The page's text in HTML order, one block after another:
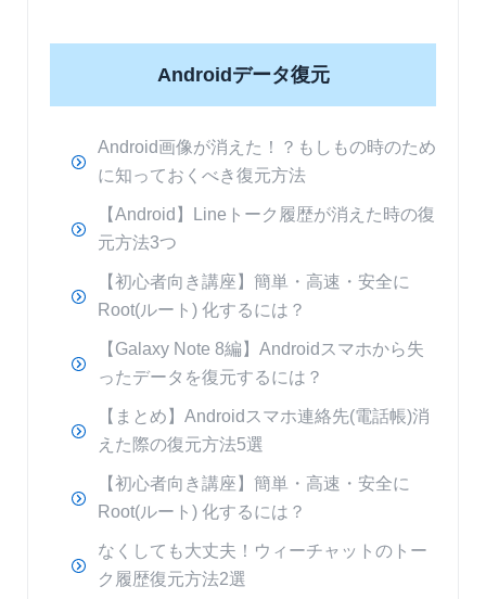
Androidデータ復元
Android画像が消えた！？もしもの時のため
に知っておくべき復元方法
【Android】Lineトーク履歴が消えた時の復
元方法3つ
【初心者向き講座】簡単・高速・安全に
Root(ルート) 化するには？
【Galaxy Note 8編】Androidスマホから失
ったデータを復元するには？
【まとめ】Androidスマホ連絡先(電話帳)消
えた際の復元方法5選
【初心者向き講座】簡単・高速・安全に
Root(ルート) 化するには？
なくしても大丈夫！ウィーチャットのトー
ク履歴復元方法2選